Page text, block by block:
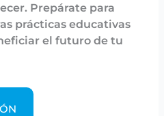
Prepárate para
prácticas educativas
el futuro de tu